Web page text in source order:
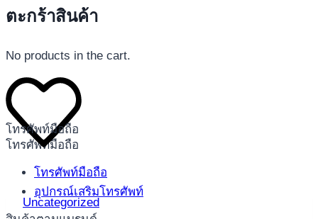
โทรศัพท์มือถือ
โทรศัพท์มือถือ
โทรศัพท์มือถือ
อุปกรณ์เสริมโทรศัพท์
ตะกร้าสินค้า
No products in the cart.
Uncategorized